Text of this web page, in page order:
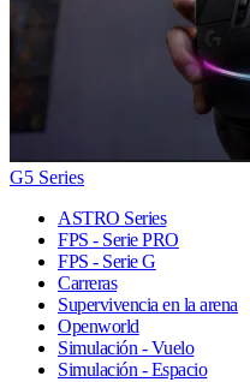
G5 Series
ASTRO Series
FPS - Serie PRO
FPS - Serie G
Carreras
Supervivencia en la arena
Openworld
Simulación - Vuelo
Simulación - Espacio